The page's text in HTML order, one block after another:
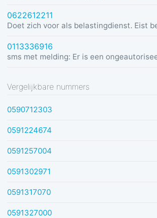
0622612211
0113336916
Vergelijkbare nummers
0590712303
0591224674
0591257004
0591302971
0591317070
0591327000